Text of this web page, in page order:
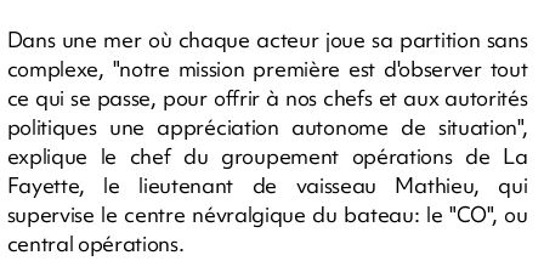
Dans une mer où chaque acteur joue sa partition sans
complexe, "notre mission première est d'observer tout
ce qui se passe, pour offrir à nos chefs et aux autorités
politiques une appréciation autonome de situation",
explique le chef du groupement opérations de La
Fayette, le lieutenant de vaisseau Mathieu, qui
supervise le centre névralgique du bateau: le "CO", ou
central opérations.